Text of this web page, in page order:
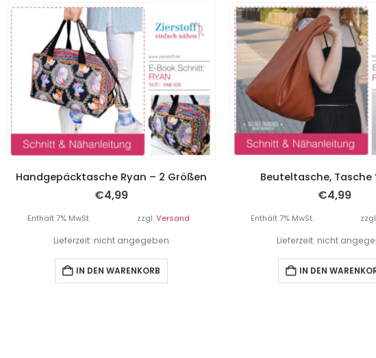
Handgepäcktasche Ryan – 2 Größen
€4,99
Enthält 7% MwSt. zzgl.Versand
Lieferzeit: nicht angegeben
IN DEN WARENKORB
Beuteltasche, Tasche
€4,99
Enthält 7% MwSt.
Lieferzeit: nicht
IN DEN